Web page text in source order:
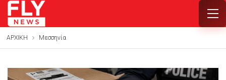
ΑΡΧΙΚΗ Μεσσηνία